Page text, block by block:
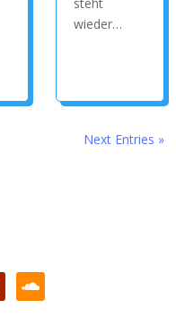
wieder…
Next Entries »